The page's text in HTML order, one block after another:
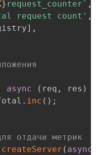
} request_counter` ,
request count' ,
] ,
async ( req , res )
. inc ( ) ;
отдачи метрик
createServer ( async